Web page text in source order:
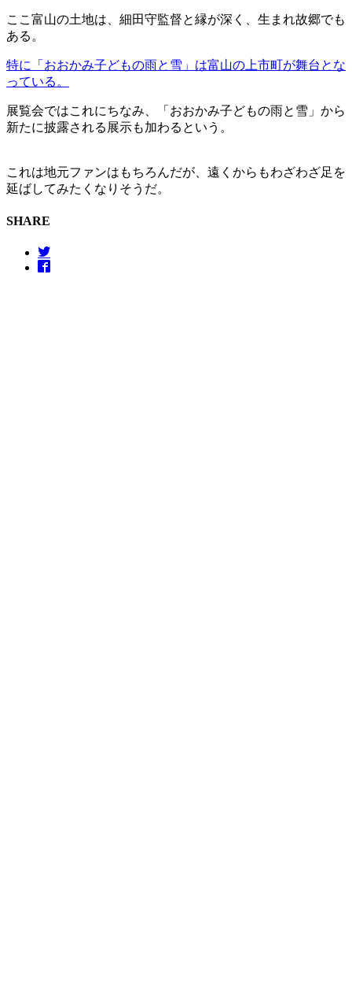
ここ富山の土地は、細田守監督と縁が深く、生まれ故郷でも
ある。
特に「おおかみ子どもの雨と雪」は富山の上市町が舞台とな
っている。
展覧会ではこれにちなみ、「おおかみ子どもの雨と雪」から
新たに披露される展示も加わるという。
これは地元ファンはもちろんだが、遠くからもわざわざ足を
延ばしてみたくなりそうだ。
SHARE